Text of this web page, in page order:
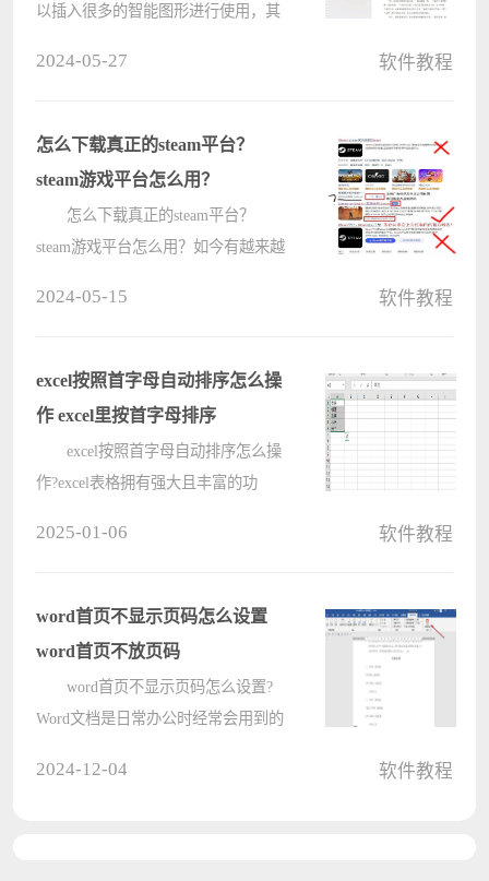
以插入很多的智能图形进行使用，其
号列表的图形在文档页面中，下
2024-05-27 软件教程
怎么下载真正的steam平台？
steam游戏平台怎么用？
怎么下载真正的steam平台？
steam游戏平台怎么用？如今有越来越
会有好游戏发布，自己也想去玩玩，
今天????
2024-05-15 软件教程
excel按照首字母自动排序怎么操
作 excel里按首字母排序
excel按照首字母自动排序怎么操
作?excel表格拥有强大且丰富的功
那excel里按首字母排序要怎么设置
呢？详????
2025-01-06 软件教程
word首页不显示页码怎么设置
word首页不放页码
word首页不显示页码怎么设置?
Word文档是日常办公时经常会用到的
2024-12-04 软件教程